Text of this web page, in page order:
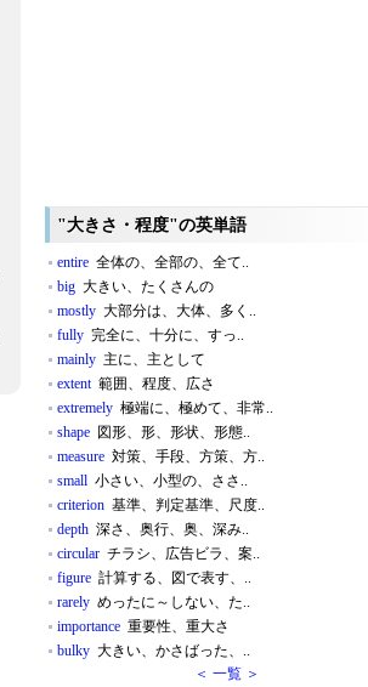
"大きさ・程度"の英単語
entire 全体の、全部の、全て..
big 大きい、たくさんの
mostly 大部分は、大体、多く..
fully 完全に、十分に、すっ..
mainly 主に、主として
extent範囲、程度、広さ
extremely 極端に、極めて、非常..
shape 図形、形、形状、形態..
measure 対策、手段、方策、方..
small 小さい、小型の、ささ..
criterion 基準、判定基準、尺度..
depth 深さ、奥行、奥、深み..
circular チラシ、広告ビラ、案..
figure 計算する、図で表す、..
rarely めったに～しない、た..
importance 重要性、重大さ
bulky 大きい、かさばった、..
＜ 一覧 ＞